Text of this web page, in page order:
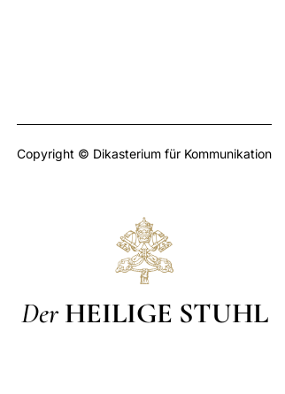
Copyright © Dikasterium für Kommunikation
Der HEILIGE STUHL